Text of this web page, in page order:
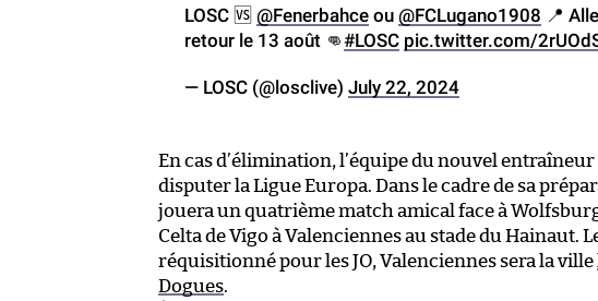
LOSC 🆚 @Fenerbahce ou @FCLugano1908 📍
retour le 13 août 👊#LOSC pic.twitter.com/
— LOSC (@losclive) July 22, 2024
En cas d’élimination, l’équipe du nouvel
disputer la Ligue Europa. Dans le cadre de sa
jouera un quatrième match amical face à
Celta de Vigo à Valenciennes au stade du Hainaut.
réquisitionné pour les JO, Valenciennes sera la ville
Dogues.